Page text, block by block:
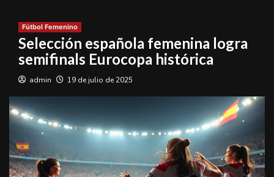
Fútbol Femenino
Selección española femenina logra
semifinals Eurocopa histórica
admin 19 de julio de 2025